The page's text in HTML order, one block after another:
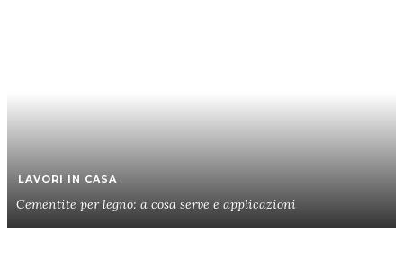
LAVORI IN CASA
Cementite per legno: a cosa serve e applicazioni